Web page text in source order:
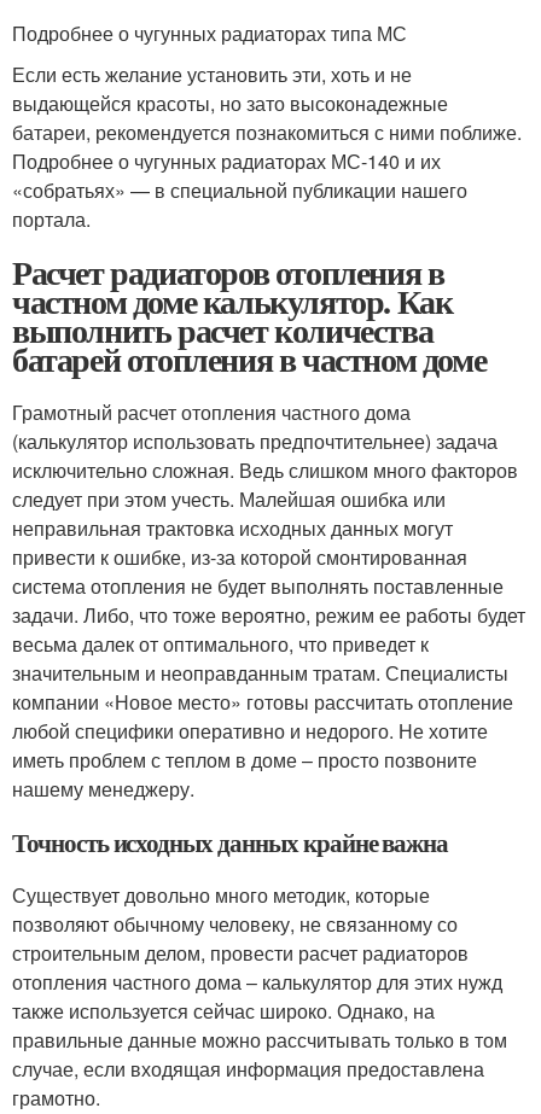
Подробнее о чугунных радиаторах типа МС
Если есть желание установить эти, хоть и не
выдающейся красоты, но зато высоконадежные
батареи, рекомендуется познакомиться с ними поближе.
Подробнее о чугунных радиаторах МС-140 и их
«собратьях» — в специальной публикации нашего
портала.
Расчет радиаторов отопления в
частном доме калькулятор. Как
выполнить расчет количества
батарей отопления в частном доме
Грамотный расчет отопления частного дома
(калькулятор использовать предпочтительнее) задача
исключительно сложная. Ведь слишком много факторов
следует при этом учесть. Малейшая ошибка или
неправильная трактовка исходных данных могут
привести к ошибке, из-за которой смонтированная
система отопления не будет выполнять поставленные
задачи. Либо, что тоже вероятно, режим ее работы будет
весьма далек от оптимального, что приведет к
значительным и неоправданным тратам. Специалисты
компании «Новое место» готовы рассчитать отопление
любой специфики оперативно и недорого. Не хотите
иметь проблем с теплом в доме – просто позвоните
нашему менеджеру.
Точность исходных данных крайне важна
Существует довольно много методик, которые
позволяют обычному человеку, не связанному со
строительным делом, провести расчет радиаторов
отопления частного дома – калькулятор для этих нужд
также используется сейчас широко. Однако, на
правильные данные можно рассчитывать только в том
случае, если входящая информация предоставлена
грамотно.